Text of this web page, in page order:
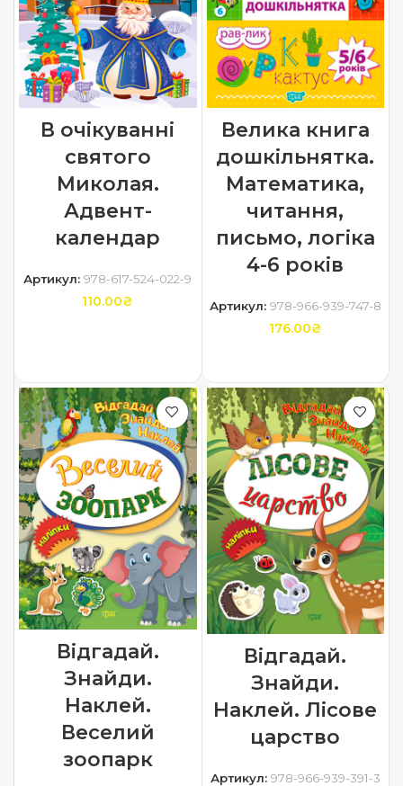
В очікуванні
святого
Миколая.
Адвент-
календар
Артикул:978-617-524-022-9
110.00₴
Велика книга
дошкільнятка.
Математика,
читання,
письмо, логіка
4-6 років
Артикул: 978-966-939-747-8
176.00₴
Відгадай.
Знайди.
Наклей.
Веселий
зоопарк
Відгадай.
Знайди.
Наклей. Лісове
царство
Артикул: 978-966-939-391-3